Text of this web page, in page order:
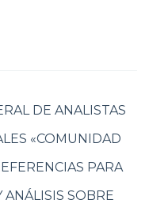
DE ANALISTAS
«COMUNIDAD
PARA
SOBRE